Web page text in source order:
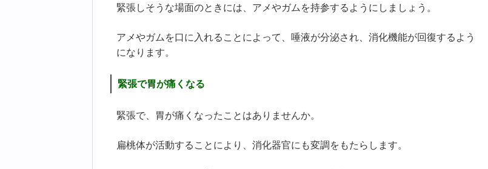
緊張しそうな場面のときには、アメやガムを持参するようにしましょう。
アメやガムを口に入れることによって、唾液が分泌され、消化機能が回復するよう
になります。
緊張で胃が痛くなる
緊張で、胃が痛くなったことはありませんか。
扁桃体が活動することにより、消化器官にも変調をもたらします。